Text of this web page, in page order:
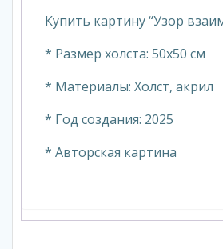
Купить картину “Узор
* Размер холста: 50х50 см
* Материалы: Холст, акрил
* Год создания: 2025
* Авторская картина